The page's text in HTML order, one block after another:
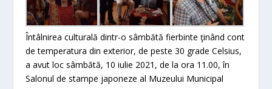
Întâlnirea culturală dintr-o sâmbătă fierbinte ţinând cont
de temperatura din exterior, de peste 30 grade Celsius,
a avut loc sâmbătă, 10 iulie 2021, de la ora 11.00, în
Salonul de stampe japoneze al Muzeului Municipal